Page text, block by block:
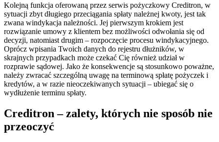
Kolejną funkcja oferowaną przez serwis pożyczkowy Creditron, w
sytuacji zbyt długiego przeciągania spłaty należnej kwoty, jest tak
zwana windykacja należności. Jej pierwszym krokiem jest
rozwiązanie umowy z klientem bez możliwości odwołania się od
decyzji, natomiast drugim – rozpoczęcie procesu windykacyjnego.
Oprócz wpisania Twoich danych do rejestru dłużników, w
skrajnych przypadkach może czekać Cię również udział w
rozprawie sądowej. Jako że konsekwencje są stosunkowo poważne,
należy zwracać szczególną uwagę na terminową spłatę pożyczek i
kredytów, a w razie nieoczekiwanych sytuacji – ubiegać się o
wydłużenie terminu spłaty.
Creditron – zalety, których nie sposób nie
przeoczyć